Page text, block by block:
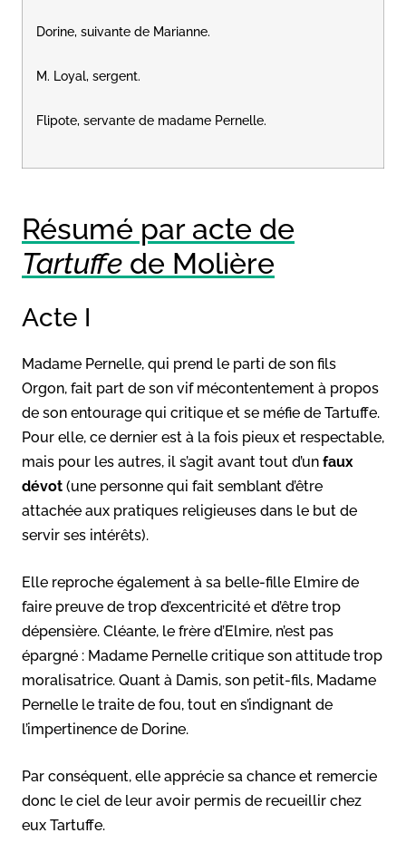
Dorine, suivante de Marianne.
M. Loyal, sergent.
Flipote, servante de madame Pernelle.
Résumé par acte de
Tartuffe de Molière
Acte I
Madame Pernelle, qui prend le parti de son fils
Orgon, fait part de son vif mécontentement à propos
de son entourage qui critique et se méfie de Tartuffe.
Pour elle, ce dernier est à la fois pieux et respectable,
mais pour les autres, il s’agit avant tout d’un faux
dévot (une personne qui fait semblant d’être
attachée aux pratiques religieuses dans le but de
servir ses intérêts).
Elle reproche également à sa belle-fille Elmire de
faire preuve de trop d’excentricité et d’être trop
dépensière. Cléante, le frère d’Elmire, n’est pas
épargné : Madame Pernelle critique son attitude trop
moralisatrice. Quant à Damis, son petit-fils, Madame
Pernelle le traite de fou, tout en s’indignant de
l’impertinence de Dorine.
Par conséquent, elle apprécie sa chance et remercie
donc le ciel de leur avoir permis de recueillir chez
eux Tartuffe.